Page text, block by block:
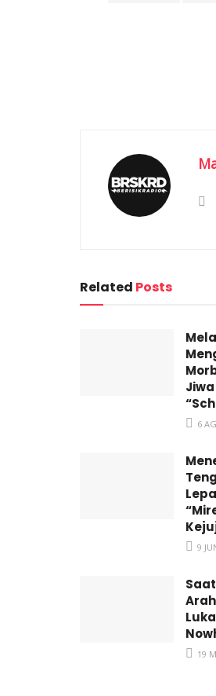
Related Posts
6
9
19